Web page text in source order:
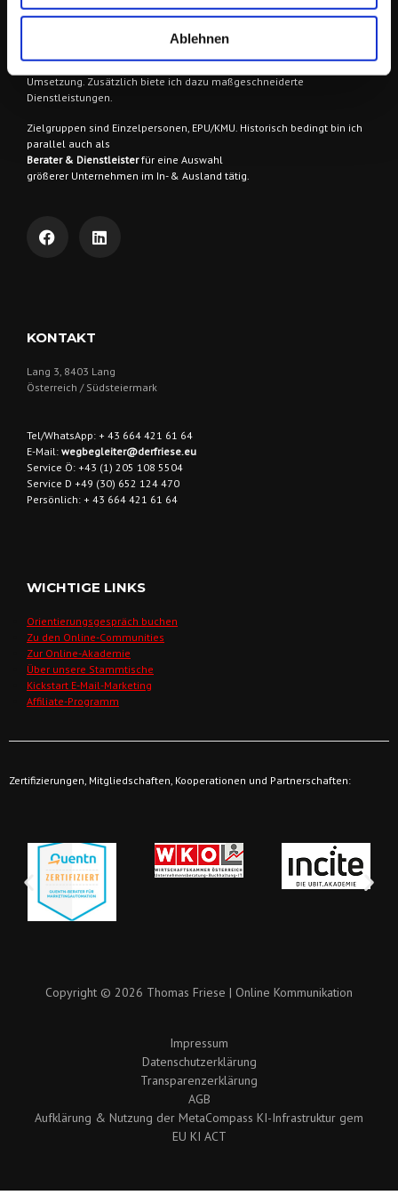
Ablehnen
Ich berate & begleite meine AuftraggeberInnen
& Idengeberbei der Entwicklung von Konzepten, Strategien und deren
Umsetzung. Zusätzlich biete ich dazu maßgeschneiderte
Dienstleistungen.
Zielgruppen sind Einzelpersonen, EPU/KMU. Historisch bedingt bin ich
parallel auch als
Berater & Dienstleisterfür eine Auswahl
größerer Unternehmen im In- & Ausland tätig.
KONTAKT
Lang 3, 8403 Lang
Österreich / Südsteiermark
Tel/WhatsApp: + 43 664 421 61 64
E-Mail: wegbegleiter@derfriese.eu
Service Ö: +43 (1) 205 108 5504
Service D +49 (30) 652 124 470
Persönlich: + 43 664 421 61 64
WICHTIGE LINKS
Orientierungsgespräch buchen
Zu den Online-Communities
Zur Online-Akademie
Über unsere Stammtische
Kickstart E-Mail-Marketing
Affiliate-Programm
Zertifizierungen, Mitgliedschaften, Kooperationen und Partnerschaften:
Copyright © 2026 Thomas Friese | Online Kommunikation
Impressum
Datenschutzerklärung
Transparenzerklärung
AGB
Aufklärung & Nutzung der MetaCompass KI-Infrastruktur gem
EU KI ACT